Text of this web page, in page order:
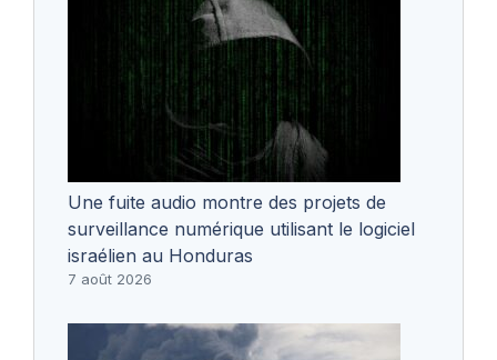
Une fuite audio montre des projets de
surveillance numérique utilisant le logiciel
israélien au Honduras
7 août 2026